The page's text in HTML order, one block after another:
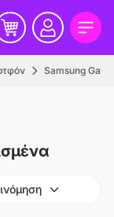
Samsung